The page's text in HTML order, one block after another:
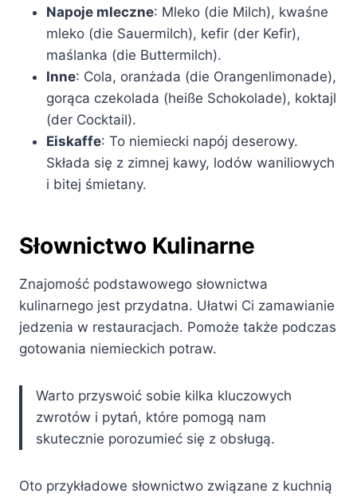
Napoje mleczne: Mleko (die Milch), kwaśne
mleko (die Sauermilch), kefir (der Kefir),
maślanka (die Buttermilch).
Inne: Cola, oranżada (die Orangenlimonade),
gorąca czekolada (heiße Schokolade), koktajl
(der Cocktail).
Eiskaffe: To niemiecki napój deserowy.
Składa się z zimnej kawy, lodów waniliowych
i bitej śmietany.
Słownictwo Kulinarne
Znajomość podstawowego słownictwa
kulinarnego jest przydatna. Ułatwi Ci zamawianie
jedzenia w restauracjach. Pomoże także podczas
gotowania niemieckich potraw.
Warto przyswoić sobie kilka kluczowych
zwrotów i pytań, które pomogą nam
skutecznie porozumieć się z obsługą.
Oto przykładowe słownictwo związane z kuchnią